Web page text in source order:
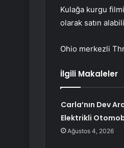
Kulağa kurgu
olarak satın
Ohio merkezli
İlgili Makaleler
Carla’nın Dev
Elektrikli
Ağustos 4, 2026